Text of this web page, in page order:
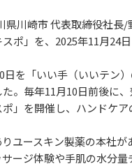
川崎市 代表取締役社長/
ポ」を、2025年11月24
を「いい手（いいテン）
。毎年11月10日前後に
」を開催し、ハンドケ
ユースキン製薬の本社が
ージ体験や手肌の水分